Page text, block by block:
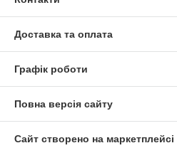
Доставка та оплата
Графік роботи
Повна версія сайту
Сайт створено на маркетплейсі